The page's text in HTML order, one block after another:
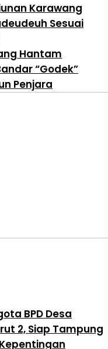
Karawang
Sesuai
Hantam
“Godek”
Penjara
BPD Desa
2, Siap Tampung